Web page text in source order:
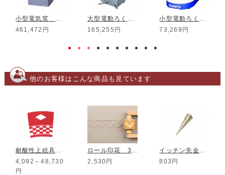
461,472円
165,255円
73,269円
他のお客様はこんな商品も見ています
4,092～48,730
円
2,530円
803円